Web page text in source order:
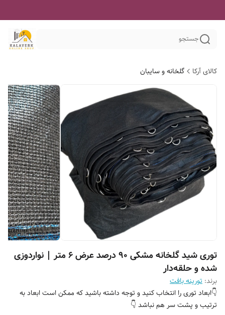
جستجو
کالای آرکا گلخانه و سایبان
توری شید گلخانه مشکی 90 درصد عرض ۶ متر | نواردوزی
شده و حلقه‌دار
برند: تورینه بافت
👇ابعاد توری را انتخاب کنید و توجه داشته باشید که ممکن است ابعاد به
ترتیب و پشت سر هم نباشد 👇